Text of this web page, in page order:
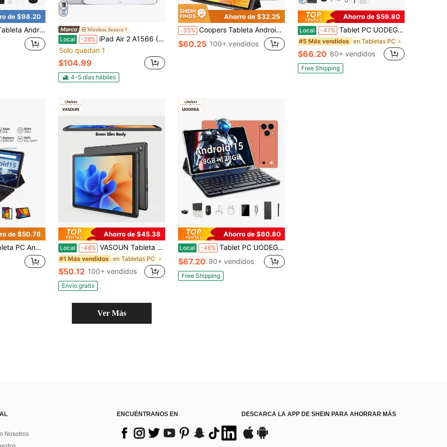
de $98.20
2 en 1 que incluye teclado, ratón, funda protectora y lápiz óptico. Cuenta con 8 GB de RAM y 256 GB de almacenamiento, además de una cámara frontal y trasera HD de 5 MP + 16 MP. Wireless Source
Local -28% iPad Air 2 A1566 (WiFi) de Apple reacondicionado, 32GB, color plateado (Grado A)
Solo quedan 1
$104.99
4-5 días hábiles
Ahorro de $32.25
-35% Coopers Tableta Android 12 de 10,1 pulgadas con estuche, RK3326S de 4 núcleos a 1,6 GHz/2GB RAM 32GB ROM/Wi-Fi de 2,4 G + Wi-Fi 6/BT 5.2/pantalla táctil FHD IPS/cámara dual 2MP+5MP/USB-C/sensor G/6000mAh/compatible con expansión de tarjeta SD de hasta 1TB (sin adaptador)
$60.25 100+ vendidos
Ahorro de $59.80
Local -47% Tablet PC UODEGA 2026 de 10,1 pulgadas, sistema operativo Android 15O, tableta 2 en 1 con teclado, ratón, funda protectora, lápiz óptico, 128 GB de ROM + 8 GB de RAM, admite expansión de 1 TB, cámara de 5+16 MP, batería de 6000 mAh, pantalla IPS HD de 1280*800, tableta, Wi-Fi 6, tablet, pad
#5 Más vendidos en Tabletas PC
$66.20 80+ vendidos
Free Shipping
de $50.76
cámaras duales de 2MP+5MP, batería de 6000mAh, con teclado, ratón, lápiz óptico y funda protectora (adaptador no incluido)
Ahorro de $45.38
Local -48% VASOUN Tableta Android TAB 10 Lite PC, 2GB RAM/32GB ROM, compatible con expansión de 512GB, pantalla IPS de 10.1 pulgadas 1280*800, procesador Quad-Core A133, WiFi 802.11b, WiFi 6 802.11ax, BT 5.0, batería de 6000mAh, USB-C, cámaras de 2MP+2MP (sin adaptador)
#1 Más vendidos en Tabletas PC
$50.12 100+ vendidos
Envío gratis
Ahorro de $60.80
Local -48% Tablet PC UODEGA 2026 de 10,1 pulgadas, sistema operativo Android 15, tableta 2 en 1 con teclado, ratón, funda protectora, lápiz óptico, 128 GB de ROM + 8 GB de RAM, admite expansión de 1 TB, cámara de 5+16 MP, batería de 8000 mAh, pantalla IPS HD de 1280*800, tableta, Wi-Fi 6, tablet, pad
$67.20 90+ vendidos
Free Shipping
Ver Más
Nosotros
ENCUÉNTRANOS EN DESCARCA LA APP DE SHEIN PARA AHORRAR MÁS